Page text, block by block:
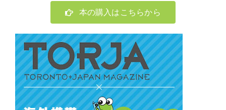
本の購入はこちらから